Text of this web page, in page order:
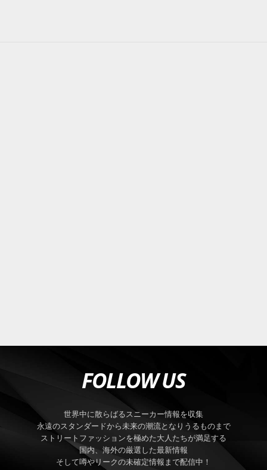
FOLLOW US
世界中に散らばるスニーカー情報を収集
永遠のスタンダードから未来の潮流となりうるものまで
ストリートファッションを極めた大人たちが満足する
国内、海外の厳選した最新情報
そして噂やリークの未確定情報まで配信中！